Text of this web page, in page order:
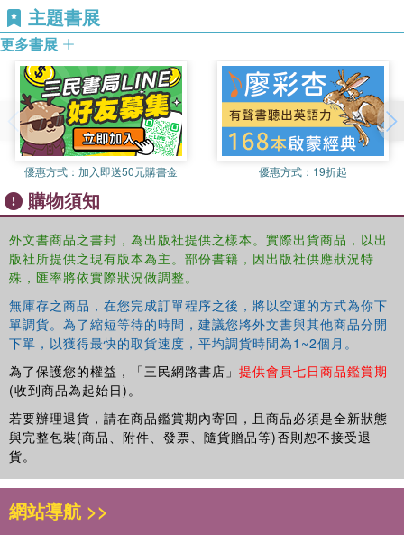
terrible forces that bring the world to the brink of disaster. Salvation
can only be found inThe Map of Chaos, an obscure, hand-written
mathematical treatise that he is desperate to uncover. In his
search, he is given invaluable help by Sir Arthur Conan Doyle,
Lewis Carroll, and of course by H.G. Wells, whose Invisible Man
seems to have escaped from the pages of his famous novel to sow
terror among mankind. They alone can discover the means to save
the world and to find the path that will reunite the lovers separated
by death.
Proving once again that he is “a master of ingenious plotting”
Kirkus Reviews), Felix J. Palma brings together a cast of real and
imagined literary characters in Victorian London, when spiritualism
is at its height.The Map of Chaos
mixes impossible loves, nonstop action, real ghosts, and fake
mediums, all while paying homage to the giants of science fiction.
主題書展
更多書展
優惠方式： 加入即送50元購書金 優惠方式： 19折起
購物須知
外文書商品之書封，為出版社提供之樣本。實際出貨商品，以出
版社所提供之現有版本為主。部份書籍，因出版社供應狀況特
殊，匯率將依實際狀況做調整。
無庫存之商品，在您完成訂單程序之後，將以空運的方式為你下
單調貨。為了縮短等待的時間，建議您將外文書與其他商品分開
下單，以獲得最快的取貨速度，平均調貨時間為1~2個月。
為了保護您的權益，「三民網路書店」 提供會員七日商品鑑賞期
(收到商品為起始日)。
若要辦理退貨，請在商品鑑賞期內寄回，且商品必須是全新狀態
與完整包裝(商品、附件、發票、隨貨贈品等)否則恕不接受退
貨。
網站導航 >>